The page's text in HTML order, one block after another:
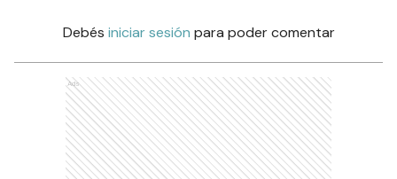
Debés iniciar sesión para poder comentar
Ads